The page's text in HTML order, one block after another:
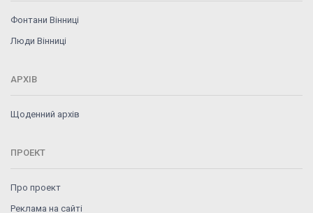
Фонтани Вінниці
Люди Вінниці
АРХІВ
Щоденний архів
ПРОЕКТ
Про проект
Реклама на сайті